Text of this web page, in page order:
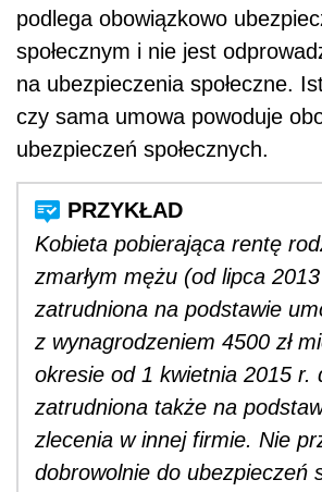
podlega obowiązkowo
społecznym i nie jest
na ubezpieczenia społeczne.
czy sama umowa powoduje
ubezpieczeń społecznych.
Kobieta pobierająca rentę
zmarłym mężu (od lipca
zatrudniona na podstawie
z wynagrodzeniem 4500 zł
okresie od 1 kwietnia 2015 r.
zatrudniona także na
zlecenia w innej firmie. Nie
dobrowolnie do ubezpieczeń